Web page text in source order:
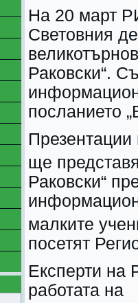
На 20 март
Световния
Раковски“.
посланието
Презентации
ще
Раковски“
малките
посетят
Експерти
работата на